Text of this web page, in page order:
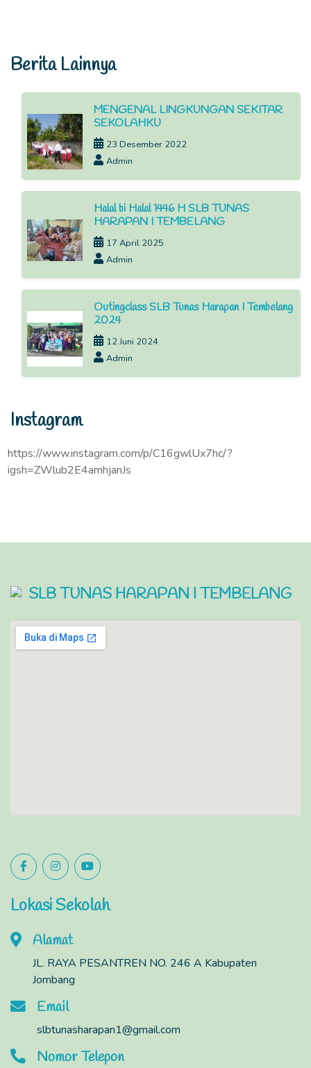
Berita Lainnya
MENGENAL LINGKUNGAN SEKITAR
SEKOLAHKU
23 Desember 2022
Admin
Halal bi Halal 1446 H SLB TUNAS
HARAPAN I TEMBELANG
17 April 2025
Admin
Outingclass SLB Tunas Harapan I Tembelang
2024
12 Juni 2024
Admin
Instagram
https://www.instagram.com/p/C16gwlUx7hc/?
igsh=ZWlub2E4amhjanJs
SLB TUNAS HARAPAN I TEMBELANG
Lokasi Sekolah
Alamat
JL. RAYA PESANTREN NO. 246 A Kabupaten
Jombang
Email
slbtunasharapan1@gmail.com
Nomor Telepon